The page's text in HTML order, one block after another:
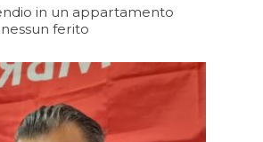
in un appartamento
ferito